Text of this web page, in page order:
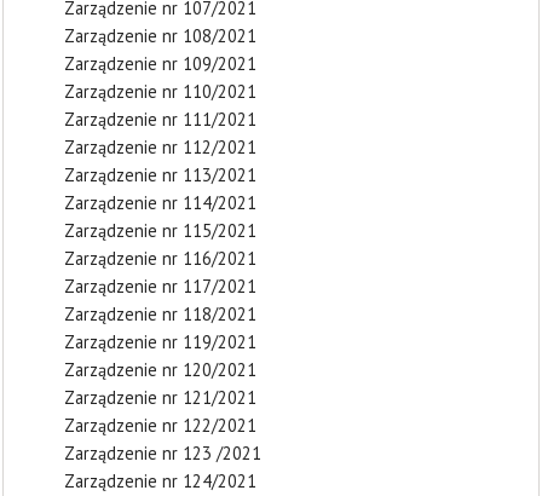
Zarządzenie nr 107/2021
Zarządzenie nr 108/2021
Zarządzenie nr 109/2021
Zarządzenie nr 110/2021
Zarządzenie nr 111/2021
Zarządzenie nr 112/2021
Zarządzenie nr 113/2021
Zarządzenie nr 114/2021
Zarządzenie nr 115/2021
Zarządzenie nr 116/2021
Zarządzenie nr 117/2021
Zarządzenie nr 118/2021
Zarządzenie nr 119/2021
Zarządzenie nr 120/2021
Zarządzenie nr 121/2021
Zarządzenie nr 122/2021
Zarządzenie nr 123 /2021
Zarządzenie nr 124/2021